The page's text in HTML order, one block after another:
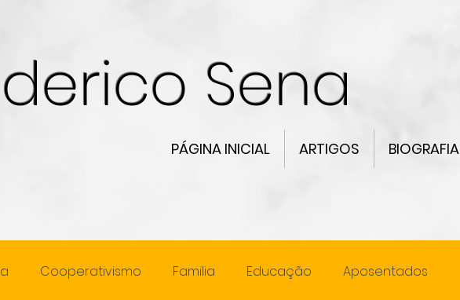
Sena
PÁGINA INICIAL ARTIGOS BIOGRAFIA
Cooperativismo Familia Educação Aposentados